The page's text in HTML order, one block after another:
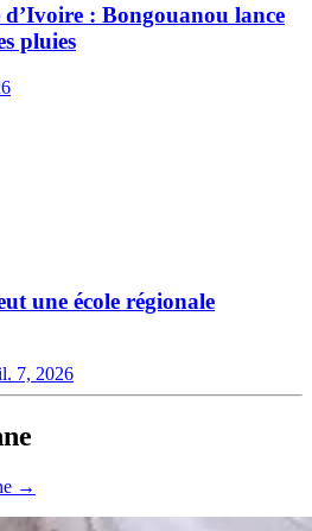
: Bongouanou lance
pluies
une école régionale
7, 2026
→